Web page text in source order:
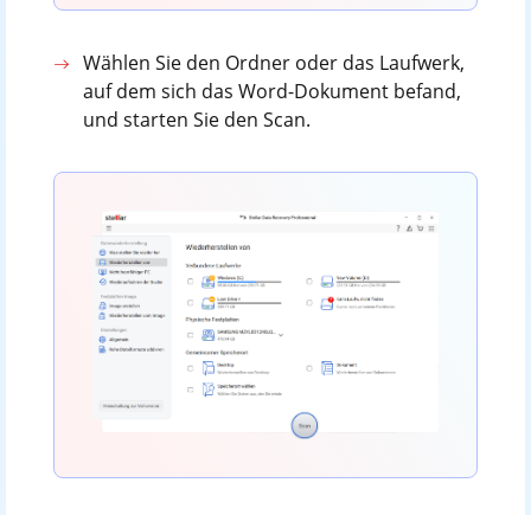
Wählen Sie den Ordner oder das Laufwerk,
auf dem sich das Word-Dokument befand,
und starten Sie den Scan.